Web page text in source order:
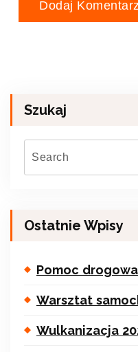
Szukaj
Ostatnie Wpisy
Pomoc
Warsztat
Wulkanizacja